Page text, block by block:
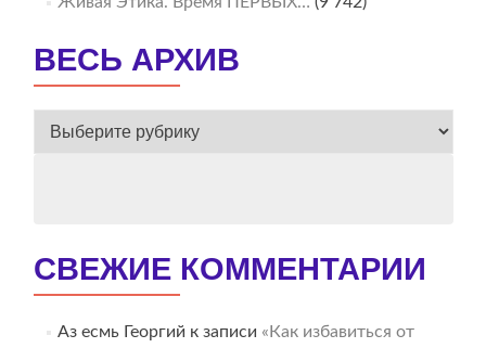
ВЕСЬ АРХИВ
ВЕСЬ
СВЕЖИЕ КОММЕНТАРИИ
Аз есмь Георгий к записи «Как избавиться от